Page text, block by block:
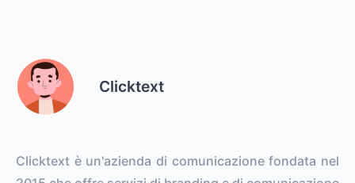
Clicktext
Clicktext è un'azienda di comunicazione fondata nel